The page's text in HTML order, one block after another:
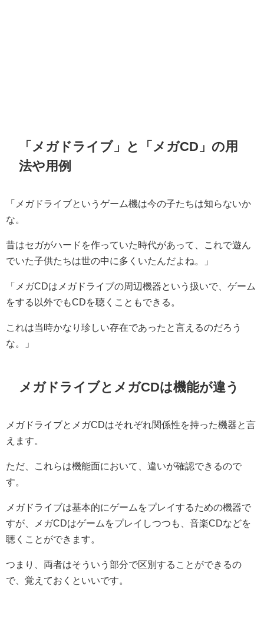
「メガドライブ」と「メガCD」の用
法や用例
「メガドライブというゲーム機は今の子たちは知らないか
な。
昔はセガがハードを作っていた時代があって、これで遊ん
でいた子供たちは世の中に多くいたんだよね。」
「メガCDはメガドライブの周辺機器という扱いで、ゲーム
をする以外でもCDを聴くこともできる。
これは当時かなり珍しい存在であったと言えるのだろう
な。」
メガドライブとメガCDは機能が違う
メガドライブとメガCDはそれぞれ関係性を持った機器と言
えます。
ただ、これらは機能面において、違いが確認できるので
す。
メガドライブは基本的にゲームをプレイするための機器で
すが、メガCDはゲームをプレイしつつも、音楽CDなどを
聴くことができます。
つまり、両者はそういう部分で区別することができるの
で、覚えておくといいです。